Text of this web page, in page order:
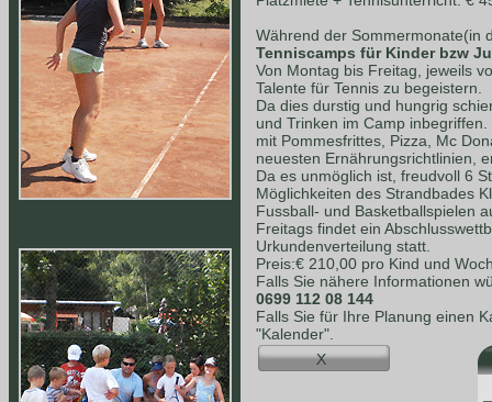
Während der Sommermonate(in
Tenniscamps für Kinder bzw
Von Montag bis Freitag, jeweils
Talente für Tennis zu begeistern.
Da dies durstig und hungrig
und Trinken im Camp
mit Pommesfrittes, Pizza, Mc
neuesten Ernährungsrichtlinien,
Da es unmöglich ist, freudvoll 6
Möglichkeiten des Strandbades
Fussball- und Basketballspielen
Freitags findet ein
Urkundenverteilung statt.
Preis:€ 210,00 pro Kind und
Falls Sie nähere Informationen
0699 112 08 144
Falls Sie für Ihre Planung einen
"Kalender".